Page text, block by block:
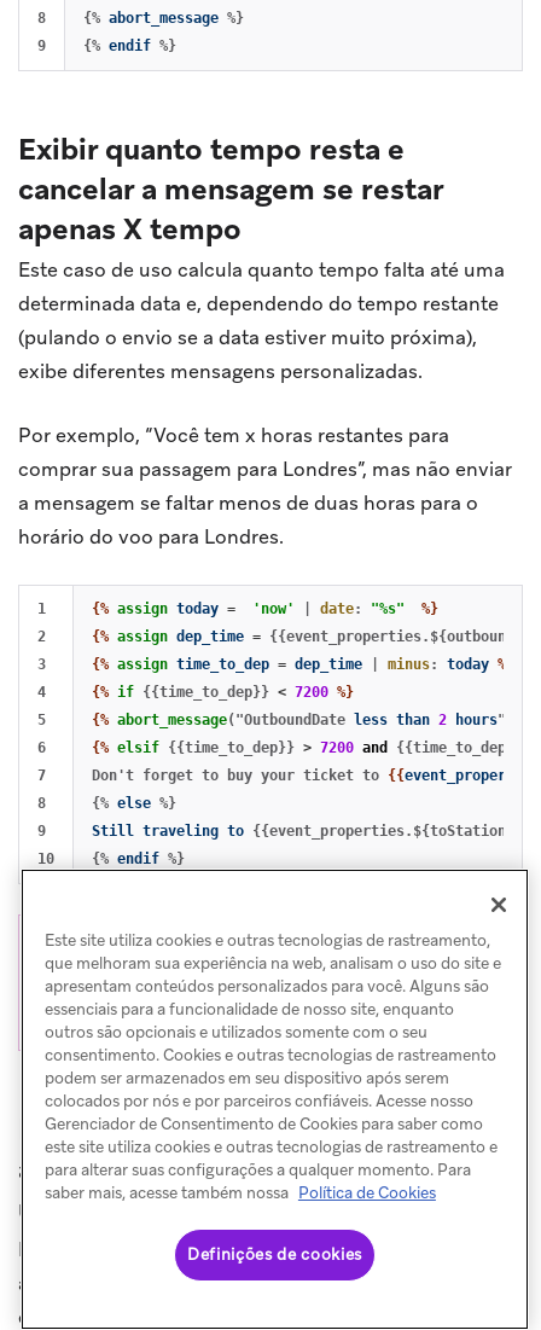
8
{% abort_message %}
{% endif %}
Exibir quanto tempo resta e
cancelar a mensagem se restar
apenas X tempo
Este caso de uso calcula quanto tempo falta até uma
determinada data e, dependendo do tempo restante
(pulando o envio se a data estiver muito próxima),
exibe diferentes mensagens personalizadas.
Por exemplo, “Você tem x horas restantes para
comprar sua passagem para Londres”, mas não enviar
a mensagem se faltar menos de duas horas para o
horário do voo para Londres.
1
2
3
4
5
6
7
8
9
{% assign today = 'now' date: "%s"
%}
{% assign dep_time =
{% assign time_to_dep = dep_time minus: today %}
{% if {{time_to_dep}} < 7200 %}
{% abort_message("OutboundDate less than 2 hours")
{% elsif {{time_to_dep}} > 7200 and {{time_to_dep}}
Don't forget to buy your ticket to {{event_properties
{% else %}
Still traveling to {{event_properties.${toStation}}}
{% endif %}
Importante
Você precisará de uma propriedade de
evento personalizado.
Mensagem no app para enviar X dias
antes do fim da assinatura do
usuário
Este caso de uso captura a data de vencimento da
assinatura, calcula quanto tempo falta para expirar e
exibe diferentes mensagens com base em quanto
Este site utiliza cookies e outras tecnologias de rastreamento,
que melhoram sua experiência na web, analisam o uso do site e
apresentam conteúdos personalizados para você. Alguns são
essenciais para a funcionalidade de nosso site, enquanto
outros são opcionais e utilizados somente com o seu
consentimento. Cookies e outras tecnologias de rastreamento
podem ser armazenados em seu dispositivo após serem
colocados por nós e por parceiros confiáveis. Acesse nosso
Gerenciador de Consentimento de Cookies para saber como
este site utiliza cookies e outras tecnologias de rastreamento e
para alterar suas configurações a qualquer momento. Para
saber mais, acesse também nossa Política de Cookies
Definições de cookies